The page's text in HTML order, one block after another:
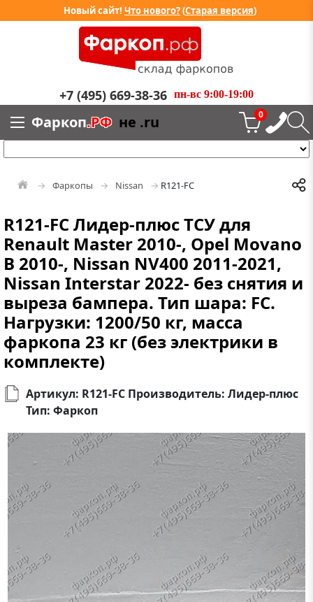
Новый сайт! Что нового?(Старая версия)
+7 (495) 669-38-36 пн-вс 9:00-19:00
Фаркоп.РФ не .ru 0
Фаркопы Nissan R121-FC
R121-FC Лидер-плюс ТСУ для
Renault Master 2010-, Opel Movano
B 2010-, Nissan NV400 2011-2021,
Nissan Interstar 2022- без снятия и
выреза бампера. Тип шара: FC.
Нагрузки: 1200/50 кг, масса
фаркопа 23 кг (без электрики в
комплекте)
Артикул: R121-FC Производитель: Лидер-плюс
Тип: Фаркоп